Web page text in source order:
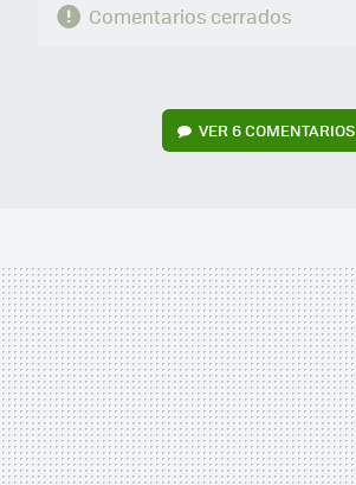
Comentarios cerrados
VER6 COMENTARIOS